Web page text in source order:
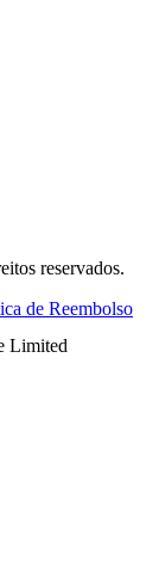
reservados.
de Reembolso
Limited